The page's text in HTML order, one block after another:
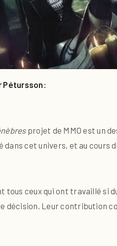
Pétursson:
projet de MMO est un
dans cet univers, et au
ceux qui ont travaillé si
décision. Leur contribution